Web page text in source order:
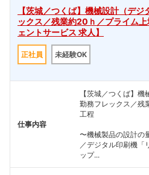
【茨城／つくば】機械設計（デ
ックス／残業約20ｈ／プライム
ェントサービス 求人】
正社員 未経験OK
仕事内容
【茨城／つくば】
勤務フレックス／残
工程
〜機械製品の設計の
／デジタル印刷機「
ップ...